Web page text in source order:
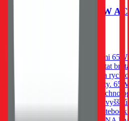
Tactical Minimi GaN 65W
Cestovní adaptér, Tactical Minimi
technologií, která umožňuje dostat
se vejde do přihrádky. Vybavena
ochranou a třemi nabíjecími porty.
Serious power. Moderní GaN
menším těle. Méně zahřívání. A vyšší
bez problémů telefon, tablet i